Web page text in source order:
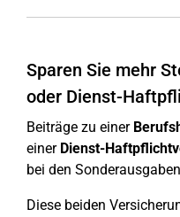
Sparen Sie mehr
oder Dienst-
Beiträge zu einer
einer Dienst-
bei den
Diese beiden